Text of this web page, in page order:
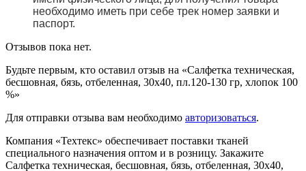
необходимо иметь при себе трек номер заявки и
паспорт.
Отзывов пока нет.
Будьте первым, кто оставил отзыв на «Салфетка техническая,
бесшовная, бязь, отбеленная, 30х40, пл.120-130 гр, хлопок 100
%»
Для отправки отзыва вам необходимо авторизоваться.
Компания «Техтекс» обеспечивает поставки тканей
специального назначения оптом и в розницу. Закажите
Салфетка техническая, бесшовная, бязь, отбеленная, 30х40,